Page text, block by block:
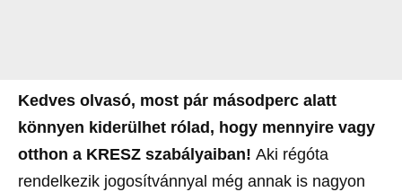
Kedves olvasó, most pár másodperc alatt
könnyen kiderülhet rólad, hogy mennyire vagy
otthon a KRESZ szabályaiban! Aki régóta
rendelkezik jogosítvánnyal még annak is nagyon